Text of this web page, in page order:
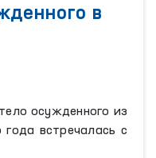
в
осужденного из
встречалась с